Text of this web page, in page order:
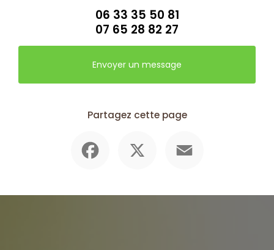
06 33 35 50 81
07 65 28 82 27
Envoyer un message
Partagez cette page